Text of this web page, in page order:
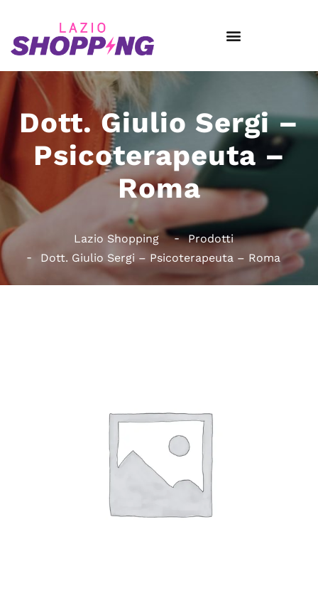
Dott. Giulio Sergi –
Psicoterapeuta –
Roma
Lazio Shopping
Prodotti
Dott. Giulio Sergi – Psicoterapeuta – Roma